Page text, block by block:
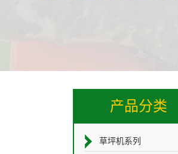
产品分类
草坪机系列